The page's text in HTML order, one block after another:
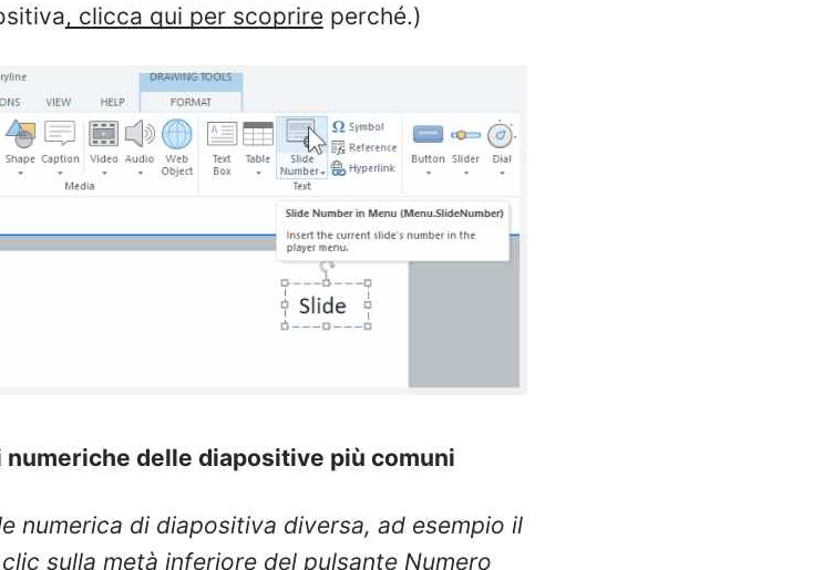
, clicca qui per scoprireperché.)
delle diapositive più comuni
numerica di diapositiva diversa, ad esempio il
sulla metà inferiore del pulsante Numero